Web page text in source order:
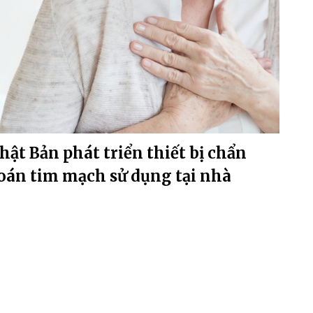
Bản phát triển thiết bị chẩn
tim mạch sử dụng tại nhà